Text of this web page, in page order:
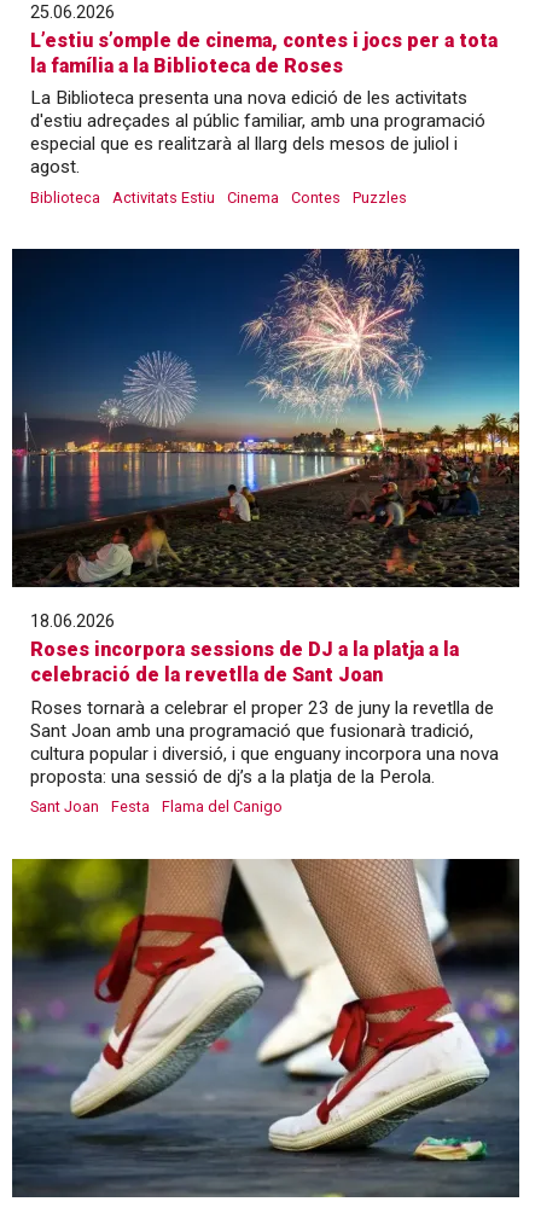
25.06.2026
L’estiu s’omple de cinema, contes i jocs per a tota
la família a la Biblioteca de Roses
La Biblioteca presenta una nova edició de les activitats
d'estiu adreçades al públic familiar, amb una programació
especial que es realitzarà al llarg dels mesos de juliol i
agost.
Biblioteca Activitats Estiu Cinema Contes Puzzles
18.06.2026
Roses incorpora sessions de DJ a la platja a la
celebració de la revetlla de Sant Joan
Roses tornarà a celebrar el proper 23 de juny la revetlla de
Sant Joan amb una programació que fusionarà tradició,
cultura popular i diversió, i que enguany incorpora una nova
proposta: una sessió de dj’s a la platja de la Perola.
Sant Joan Festa Flama del Canigo